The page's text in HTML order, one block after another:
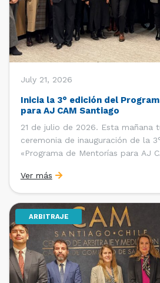
July 21, 2026
Inicia la 3° edición del
para AJ CAM Santiago
21 de julio de 2026. Esta mañana
ceremonia de inauguración de la
«Programa de Mentorías para AJ
Internacionales con el apoyo de la
y la Subdirección Ejecutiva y de
Internacionales, tras […]
Ver más
ARBITRAJE